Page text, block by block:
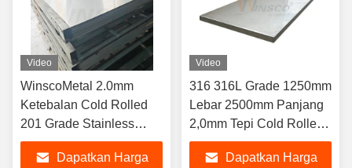
Video
WinscoMetal 2.0mm
Ketebalan Cold Rolled
201 Grade Stainless
Steel Metal Sheet 2b Mill
Finish 1500mmx3000mm
Dapatkan Harga
Video
316 316L Grade 1250mm
Lebar 2500mm Panjang
2,0mm Tepi Cold Rolled
Mill Edge Stainless Steel
2b Lembar Selesai
Dapatkan Harga